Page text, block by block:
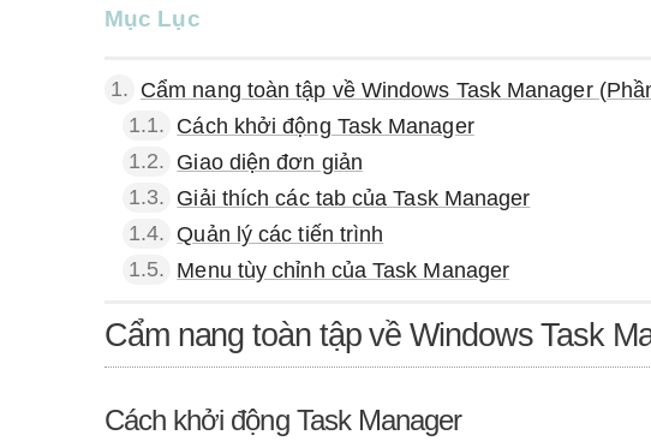
Mục Lục
1. Cẩm nang toàn tập về Windows Task Manager
1.1. Cách khởi động Task Manager
1.2. Giao diện đơn giản
1.3. Giải thích các tab của Task Manager
1.4. Quản lý các tiến trình
1.5. Menu tùy chỉnh của Task Manager
Cẩm nang toàn tập về Windows Task
Cách khởi động Task Manager